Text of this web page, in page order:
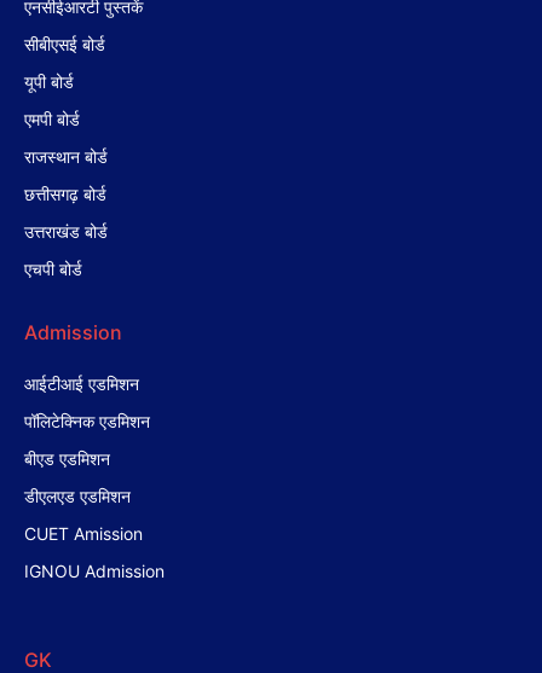
एनसीईआरटी पुस्तकें
सीबीएसई बोर्ड
यूपी बोर्ड
एमपी बोर्ड
राजस्थान बोर्ड
छत्तीसगढ़ बोर्ड
उत्तराखंड बोर्ड
एचपी बोर्ड
Admission
आईटीआई एडमिशन
पॉलिटेक्निक एडमिशन
बीएड एडमिशन
डीएलएड एडमिशन
CUET Amission
IGNOU Admission
GK